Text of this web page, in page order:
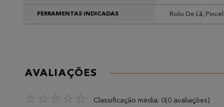
FERRAMENTAS INDICADAS Rolo De Lã,
AVALIAÇÕES
Classificação média: 0(0 avaliações)